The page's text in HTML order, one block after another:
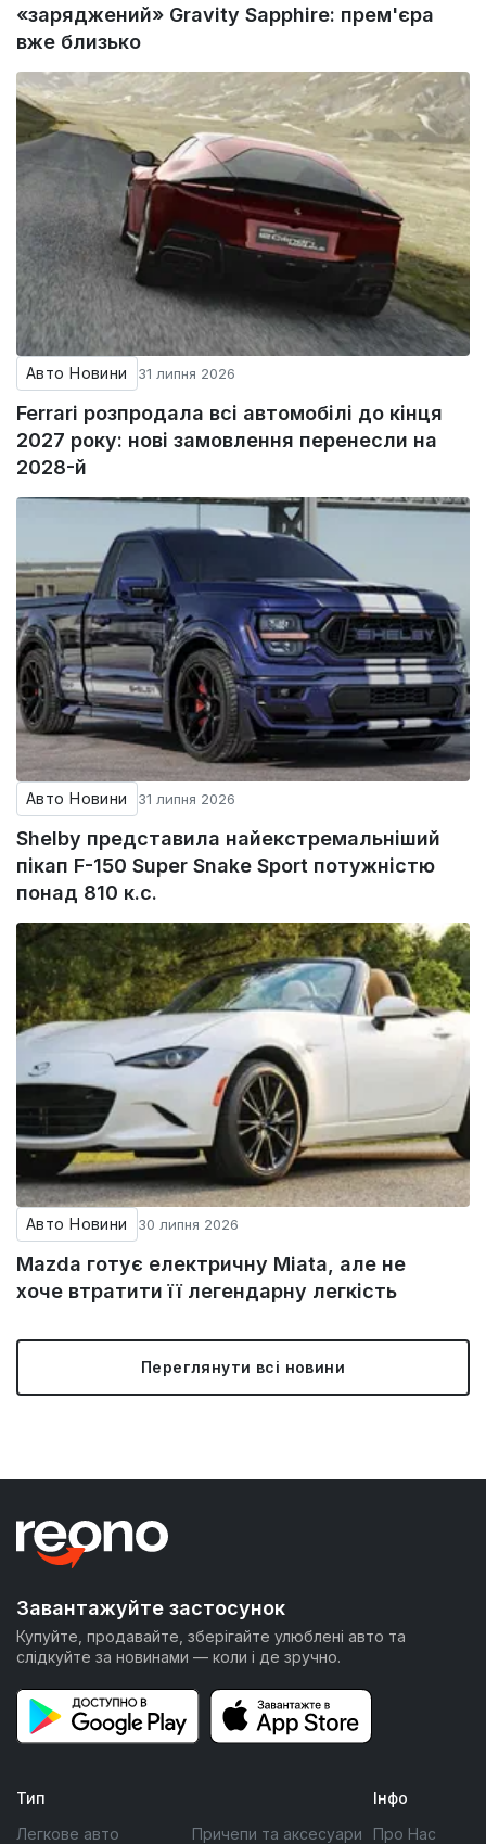
«заряджений» Gravity Sapphire: прем'єра
вже близько
Авто Новини 31 липня 2026
Ferrari розпродала всі автомобілі до кінця
2027 року: нові замовлення перенесли на
2028-й
Авто Новини 31 липня 2026
Shelby представила найекстремальніший
пікап F-150 Super Snake Sport потужністю
понад 810 к.с.
Авто Новини 30 липня 2026
Mazda готує електричну Miata, але не
хоче втратити її легендарну легкість
Переглянути всі новини
Завантажуйте застосунок
Купуйте, продавайте, зберігайте улюблені авто та
слідкуйте за новинами — коли і де зручно.
Тип
Легкове авто
Причепи та аксесуари
Інфо
Про Нас